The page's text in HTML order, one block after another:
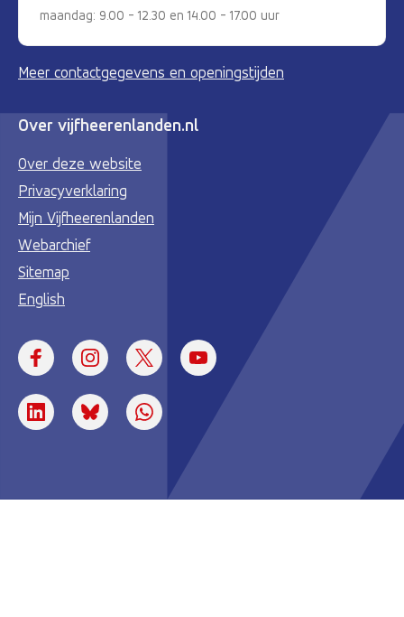
maandag: 9.00 - 12.30 en 14.00 - 17.00 uur
Meer contactgegevens en openingstijden
Over vijfheerenlanden.nl
Over deze website
Privacyverklaring
Mijn Vijfheerenlanden
Webarchief
Sitemap
English